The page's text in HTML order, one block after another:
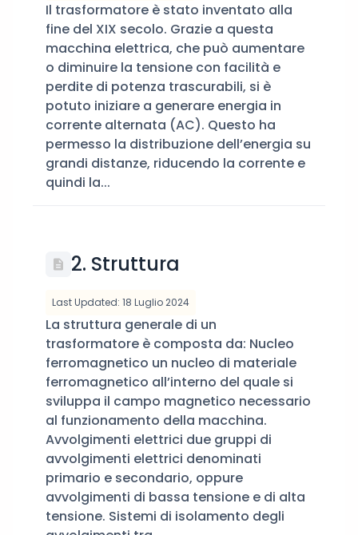
Il trasformatore è stato inventato alla
fine del XIX secolo. Grazie a questa
macchina elettrica, che può aumentare
o diminuire la tensione con facilità e
perdite di potenza trascurabili, si è
potuto iniziare a generare energia in
corrente alternata (AC). Questo ha
permesso la distribuzione dell’energia su
grandi distanze, riducendo la corrente e
quindi la...
2. Struttura
Last Updated: 18 Luglio 2024
La struttura generale di un
trasformatore è composta da: Nucleo
ferromagnetico un nucleo di materiale
ferromagnetico all’interno del quale si
sviluppa il campo magnetico necessario
al funzionamento della macchina.
Avvolgimenti elettrici due gruppi di
avvolgimenti elettrici denominati
primario e secondario, oppure
avvolgimenti di bassa tensione e di alta
tensione. Sistemi di isolamento degli